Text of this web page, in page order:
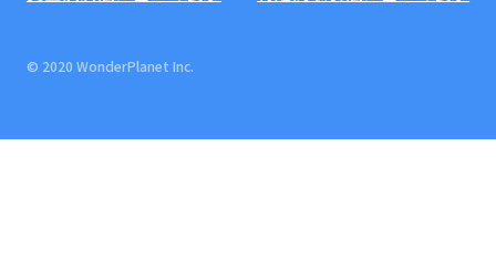
© 2020 WonderPlanet Inc.